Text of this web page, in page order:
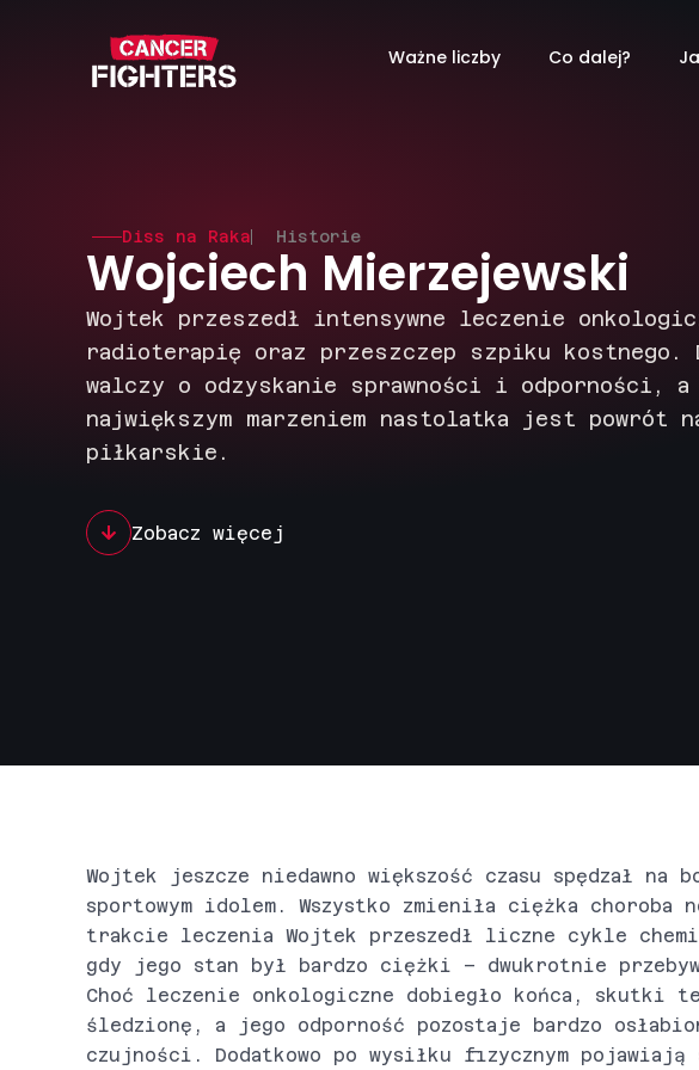
Ważne liczby Co dalej?
Diss na Raka Historie
Wojciech Mierzejewski
Wojtek przeszedł intensywne leczenie
radioterapię oraz przeszczep szpiku kostnego.
walczy o odzyskanie sprawności i odporności, a
największym marzeniem nastolatka jest powrót
piłkarskie.
Zobacz więcej
Wojtek jeszcze niedawno większość czasu spędzał
sportowym idolem. Wszystko zmieniła ciężka choroba
trakcie leczenia Wojtek przeszedł liczne cykle
gdy jego stan był bardzo ciężki – dwukrotnie
Choć leczenie onkologiczne dobiegło końca, skutki
śledzionę, a jego odporność pozostaje bardzo
czujności. Dodatkowo po wysiłku fizycznym